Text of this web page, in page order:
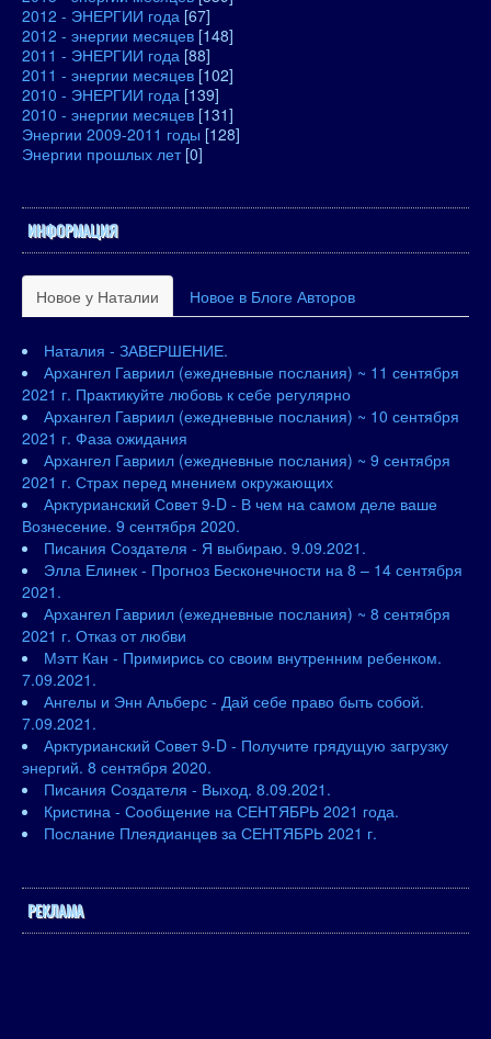
2012 - ЭНЕРГИИ года [67]
2012 - энергии месяцев [148]
2011 - ЭНЕРГИИ года [88]
2011 - энергии месяцев [102]
2010 - ЭНЕРГИИ года [139]
2010 - энергии месяцев [131]
Энергии 2009-2011 годы [128]
Энергии прошлых лет [0]
ИНФОРМАЦИЯ
Новое у Наталии Новое в Блоге Авторов
Наталия - ЗАВЕРШЕНИЕ.
Архангел Гавриил (ежедневные послания) ~ 11 сентября
2021 г. Практикуйте любовь к себе регулярно
Архангел Гавриил (ежедневные послания) ~ 10 сентября
2021 г. Фаза ожидания
Архангел Гавриил (ежедневные послания) ~ 9 сентября
2021 г. Страх перед мнением окружающих
Арктурианский Совет 9-D - В чем на самом деле ваше
Вознесение. 9 сентября 2020.
Писания Создателя - Я выбираю. 9.09.2021.
Элла Елинек - Прогноз Бесконечности на 8 – 14 сентября
2021.
Архангел Гавриил (ежедневные послания) ~ 8 сентября
2021 г. Отказ от любви
Мэтт Кан - Примирись со своим внутренним ребенком.
7.09.2021.
Ангелы и Энн Альберс - Дай себе право быть собой.
7.09.2021.
Арктурианский Совет 9-D - Получите грядущую загрузку
энергий. 8 сентября 2020.
Писания Создателя - Выход. 8.09.2021.
Кристина - Сообщение на СЕНТЯБРЬ 2021 года.
Послание Плеядианцев за СЕНТЯБРЬ 2021 г.
РЕКЛАМА